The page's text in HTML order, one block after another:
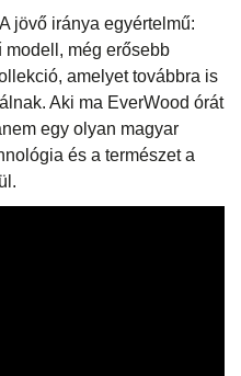
jövő iránya egyértelmű:
modell, még erősebb
amelyet továbbra is
Aki ma EverWood órát
egy olyan magyar
és a természet a